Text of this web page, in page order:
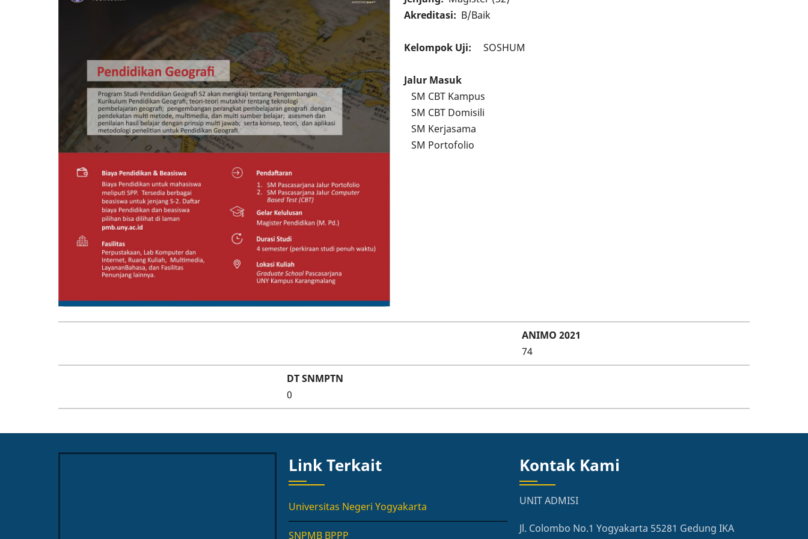
Akreditasi
B/Baik
Kelompok Uji SOSHUM
Jalur Masuk
SM CBT Kampus
SM CBT Domisili
SM Kerjasama
SM Portofolio
ANIMO 2021
74
DT SNMPTN
0
Link Terkait
Universitas Negeri Yogyakarta
SNPMB BPPP
Kontak Kami
UNIT ADMISI
Jl. Colombo No.1 Yogyakarta 55281 Gedung IKA